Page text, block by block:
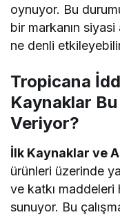
oynuyor. Bu
bir markanın
ne denli
Tropicana
Kaynaklar
Veriyor?
İlk Kaynaklar ve
ürünleri üzerinde
ve katkı maddeleri
sunuyor. Bu